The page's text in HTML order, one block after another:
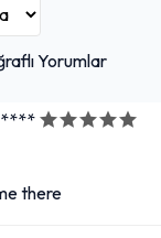
Yorumlar
there